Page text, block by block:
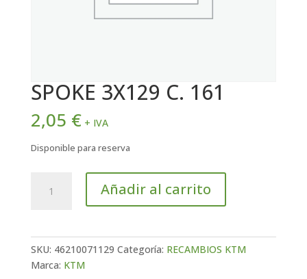
SPOKE 3X129 C. 161
2,05 € + IVA
Disponible para reserva
3X129
Añadir al carrito
SKU: 46210071129 Categoría: RECAMBIOS KTM
Marca: KTM